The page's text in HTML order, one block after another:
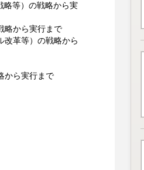
略等）の戦略から実
略から実行まで
改革等）の戦略から
から実行まで